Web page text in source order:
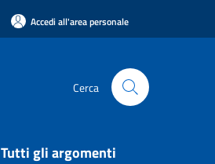
Accedi all'area personale
Cerca
Tutti gli argomenti